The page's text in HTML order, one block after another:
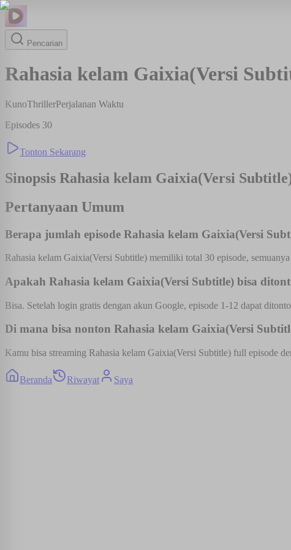
Pencarian
Rahasia kelam Gaixia(Versi
KunoThrillerPerjalanan Waktu
Episodes 30
Tonton Sekarang
Sinopsis Rahasia kelam Gaixia(Versi
Pertanyaan Umum
Berapa jumlah episode Rahasia kelam Gaixia(Versi
Rahasia kelam Gaixia(Versi Subtitle) memiliki total 30 episode,
Apakah Rahasia kelam Gaixia(Versi Subtitle) bisa
Bisa. Setelah login gratis dengan akun Google, episode 1-12 dapat
Di mana bisa nonton Rahasia kelam Gaixia(Versi
Kamu bisa streaming Rahasia kelam Gaixia(Versi Subtitle) full episode
Beranda Riwayat Saya